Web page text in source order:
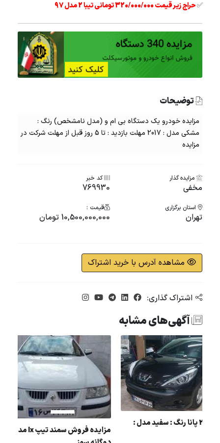
✅حراج زیر قیمت 320/000/000 تومانی تیبا 2 مدل 97
توضیحات
مزایده خودرو یک دستگاه بی ام و (مدل نامشخص) رنگ :
مشکی مدل : 2017 مهلت بازدید : تا 5 روز قبل از مهلت شرکت در
مزایده
مزایده گذار
مخفی
کد خبر
769930
استان برگزاری
تهران
قیمت :
10,500,000,000 تومان
مشاهده آدرس با خرید اشتراک
اشتراک گذاری:
آگهی‌های مشابه
مزایده 207 پانا رنگ : سفید مدل :